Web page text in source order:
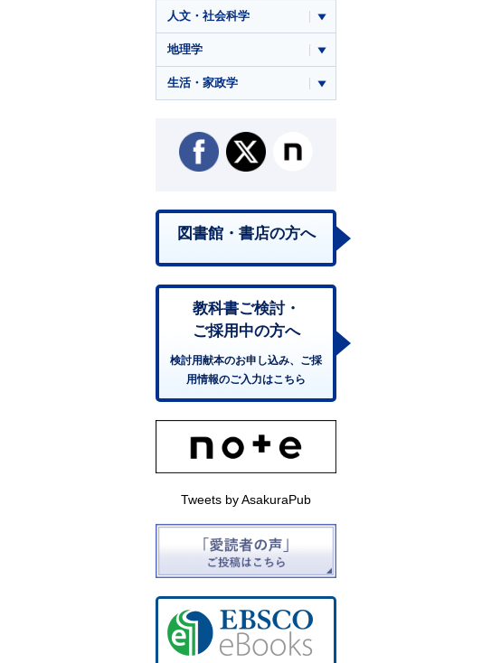
人文・社会科学
地理学
生活・家政学
図書館・書店の方へ
教科書ご検討・
ご採用中の方へ
検討用献本のお申し込み、ご採
用情報のご入力はこちら
Tweets by AsakuraPub